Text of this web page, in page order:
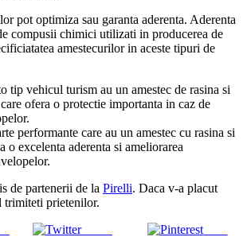
pot optimiza sau garanta aderenta. Aderenta
compusii chimici utilizati in producerea de
amestecurilor in aceste tipuri de
tip vehicul turism au un amestec de rasina si
ofera o protectie importanta in caz de
performante care au un amestec cu rasina si
o excelenta aderenta si ameliorarea
de partenerii de la Pirelli. Daca v-a placut
trimiteti prietenilor.
Tweet Save